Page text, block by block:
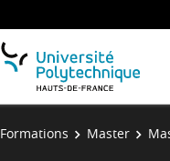
Formations Master